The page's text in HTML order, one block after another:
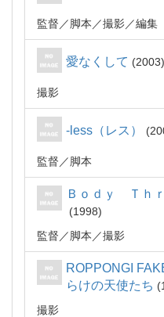
監督 脚本 撮影 編集
愛なくして 2003
撮影
-less（レス）
監督 脚本
Ｂｏｄｙ Ｔｈ
1998
監督
脚本 撮影
ROPPONGI
らけの天使たち
撮影